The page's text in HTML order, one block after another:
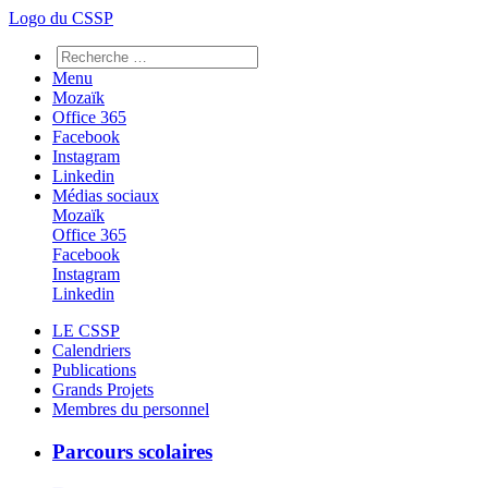
Logo du CSSP
Menu
Mozaïk
Office 365
Facebook
Instagram
Linkedin
Médias sociaux
Mozaïk
Office 365
Facebook
Instagram
Linkedin
LE CSSP
Calendriers
Publications
Grands Projets
Membres du personnel
Parcours scolaires